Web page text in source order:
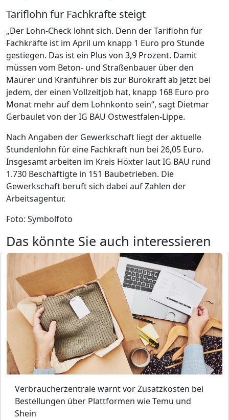
Tariflohn für Fachkräfte steigt
„Der Lohn-Check lohnt sich. Denn der Tariflohn für
Fachkräfte ist im April um knapp 1 Euro pro Stunde
gestiegen. Das ist ein Plus von 3,9 Prozent. Damit
müssen vom Beton- und Straßenbauer über den
Maurer und Kranführer bis zur Bürokraft ab jetzt bei
jedem, der einen Vollzeitjob hat, knapp 168 Euro pro
Monat mehr auf dem Lohnkonto sein“, sagt Dietmar
Gerbaulet von der IG BAU Ostwestfalen-Lippe.
Nach Angaben der Gewerkschaft liegt der aktuelle
Stundenlohn für eine Fachkraft nun bei 26,05 Euro.
Insgesamt arbeiten im Kreis Höxter laut IG BAU rund
1.730 Beschäftigte in 151 Baubetrieben. Die
Gewerkschaft beruft sich dabei auf Zahlen der
Arbeitsagentur.
Foto: Symbolfoto
Das könnte Sie auch interessieren
Verbraucherzentrale warnt vor Zusatzkosten bei
Bestellungen über Plattformen wie Temu und
Shein